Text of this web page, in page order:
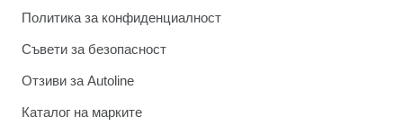
Политика за конфиденциалност
Съвети за безопасност
Отзиви за Autoline
Каталог на марките